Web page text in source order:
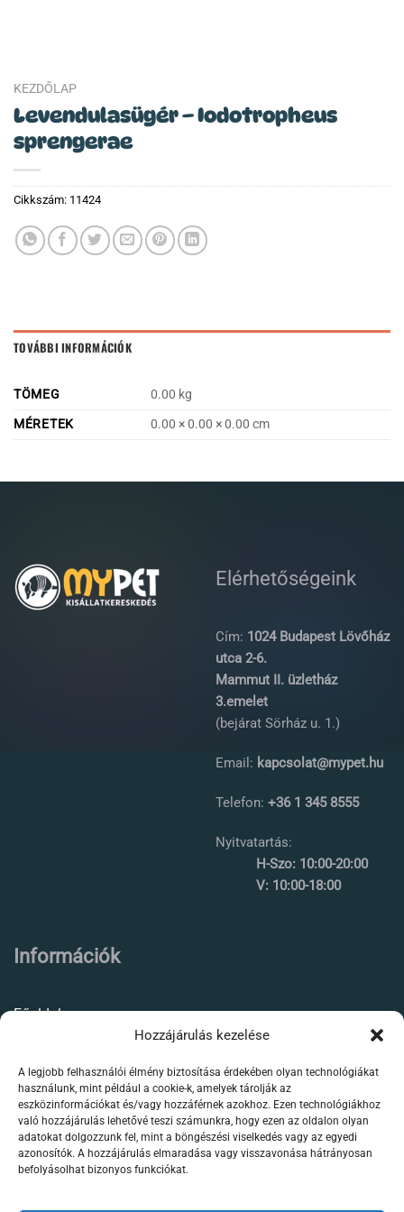
Hozzájárulás kezelése
A legjobb felhasználói élmény biztosítása érdekében olyan technológiákat
használunk, mint például a cookie-k, amelyek tárolják az
eszközinformációkat és/vagy hozzáférnek azokhoz. Ezen technológiákhoz
való hozzájárulás lehetővé teszi számunkra, hogy ezen az oldalon olyan
adatokat dolgozzunk fel, mint a böngészési viselkedés vagy az egyedi
azonosítók. A hozzájárulás elmaradása vagy visszavonása hátrányosan
befolyásolhat bizonyos funkciókat.
KEZDŐLAP
Levendulasügér – Iodotropheus
sprengerae
Cikkszám: 11424
TOVÁBBI INFORMÁCIÓK
TÖMEG
0.00 kg
MÉRETEK
0.00 × 0.00 × 0.00 cm
Elérhetőségeink
Cím: 1024 Budapest Lövőház
utca 2-6.
Mammut II. üzletház
3.emelet
(bejárat Sörház u. 1.)
Email: kapcsolat@mypet.hu
Telefon: +36 1 345 8555
Nyitvatartás:
H-Szo: 10:00-20:00
V: 10:00-18:00
Információk
Főoldal
Élőállat kereskedés
Forgalmazott termékeink
Szaktanácsadás /